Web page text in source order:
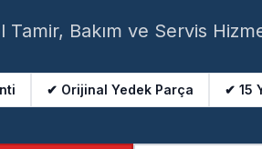
Bakım ve Servis
✔ Orijinal Yedek Parça ✔ 15